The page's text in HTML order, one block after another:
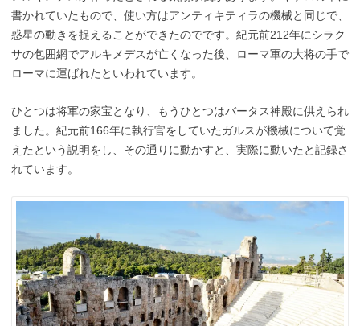
書かれていたもので、使い方はアンティキティラの機械と同じで、
惑星の動きを捉えることができたのでです。紀元前212年にシラク
サの包囲網でアルキメデスが亡くなった後、ローマ軍の大将の手で
ローマに運ばれたといわれています。
ひとつは将軍の家宝となり、もうひとつはバータス神殿に供えられ
ました。紀元前166年に執行官をしていたガルスが機械について覚
えたという説明をし、その通りに動かすと、実際に動いたと記録さ
れています。